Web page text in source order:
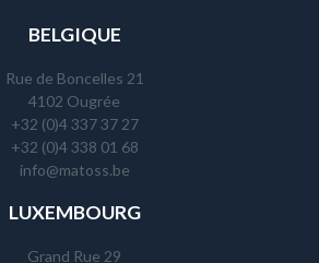
BELGIQUE
Rue de Boncelles 21
4102 Ougrée
+32 (0)4 337 37 27
+32 (0)4 338 01 68
info@matoss.be
LUXEMBOURG
Grand Rue 29